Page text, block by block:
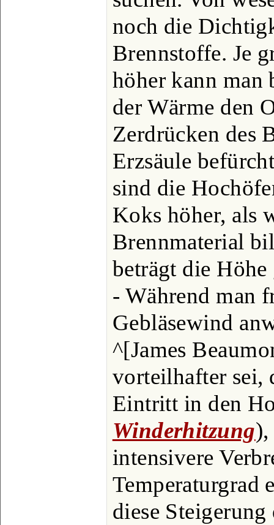
noch die
Brennstoffe. Je
höher kann man
der Wärme den
Zerdrücken des
Erzsäule
sind die
Koks höher, als
Brennmaterial
beträgt die
- Während man
Gebläsewind
^[James
vorteilhafter sei,
Eintritt in den
Winderhitzung),
intensivere
Temperaturgrad
diese